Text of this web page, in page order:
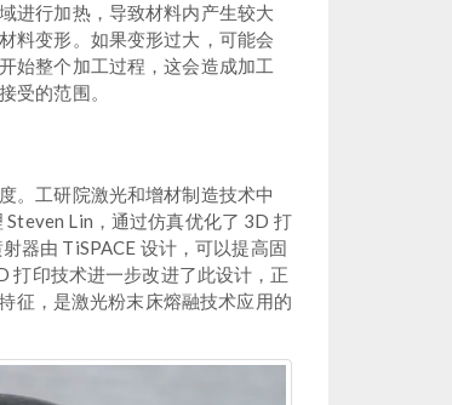
进行加热，导致材料内产生较大
料变形。如果变形过大，可能会
始整个加工过程，这会造成加工
受的范围。
。工研院激光和增材制造技术中
Lin，通过仿真优化了 3D 打
器由 TiSPACE 设计，可以提高固
打印技术进一步改进了此设计，正
征，是激光粉末床熔融技术应用的